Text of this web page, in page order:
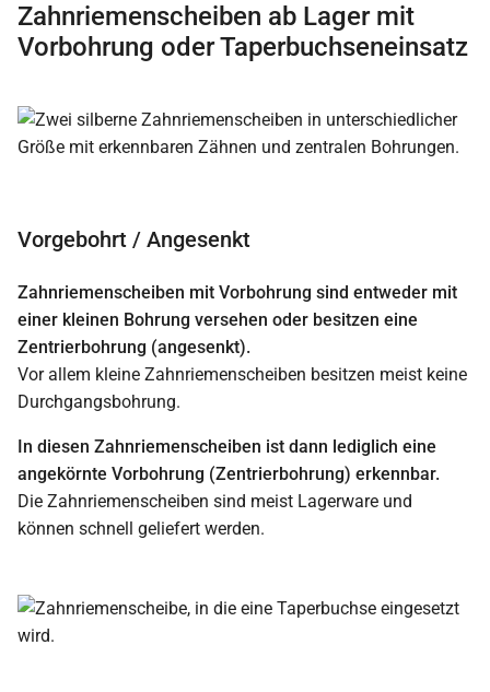
Zahnriemenscheiben ab Lager mit
Vorbohrung oder Taperbuchseneinsatz
Vorgebohrt / Angesenkt
Zahnriemenscheiben mit Vorbohrung sind entweder mit
einer kleinen Bohrung versehen oder besitzen eine
Zentrierbohrung (angesenkt).
Vor allem kleine Zahnriemenscheiben besitzen meist keine
Durchgangsbohrung.
In diesen Zahnriemenscheiben ist dann lediglich eine
angekörnte Vorbohrung (Zentrierbohrung) erkennbar.
Die Zahnriemenscheiben sind meist Lagerware und
können schnell geliefert werden.